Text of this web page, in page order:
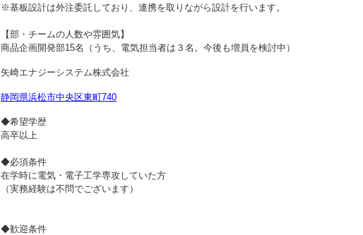
※基板設計は外注委託しており、連携を取りながら設計を行います。
【部・チームの人数や雰囲気】
商品企画開発部15名（うち、電気担当者は３名。今後も増員を検討中）
矢崎エナジーシステム株式会社
静岡県浜松市中央区東町740
◆希望学歴
高卒以上
◆必須条件
在学時に電気・電子工学専攻していた方
（実務経験は不問でございます）
◆歓迎条件